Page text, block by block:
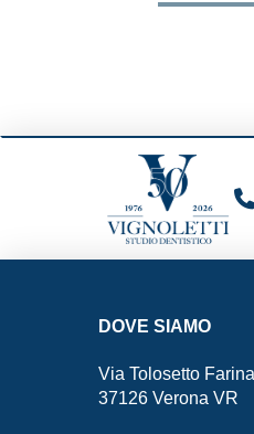
DOVE SIAMO
Via Tolosetto
37126 Verona VR